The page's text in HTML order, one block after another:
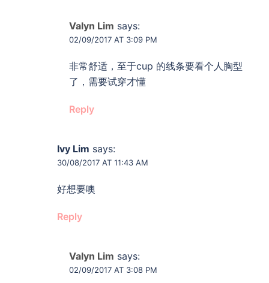
Valyn Lim says:
02/09/2017 AT 3:09 PM
非常舒适，至于cup 的线条要看个人胸型
了，需要试穿才懂
Reply
Ivy Lim says:
30/08/2017 AT 11:43 AM
好想要噢
Reply
Valyn Lim says:
02/09/2017 AT 3:08 PM